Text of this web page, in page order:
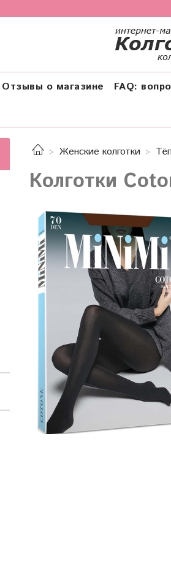
Отзывы о магазине FAQ:
Женские колготки
Колготки